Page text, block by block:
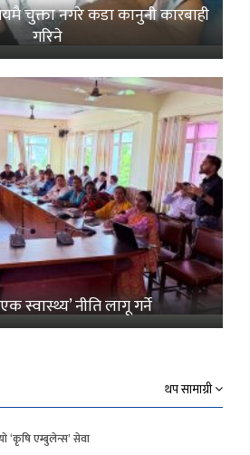
चुक्ता नगरे कडा कानुनी कारबाही
गरिने
स्वास्थ्य’ नीति लागू गर्ने
थप सामाग्री
‘कृषि एम्बुलेन्स’ सेवा